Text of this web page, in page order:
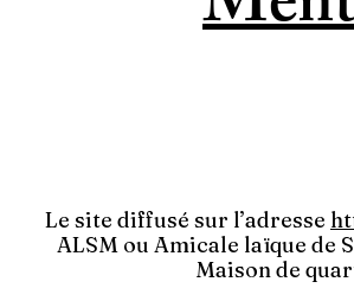
Le site diffusé sur l’adresse
ALSM ou Amicale laïque de
Maison de